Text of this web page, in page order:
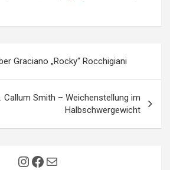
Graciano „Rocky“ Rocchigiani
Callum Smith – Weichenstellung im
Halbschwergewicht
Instagram
Facebook
E-Mail